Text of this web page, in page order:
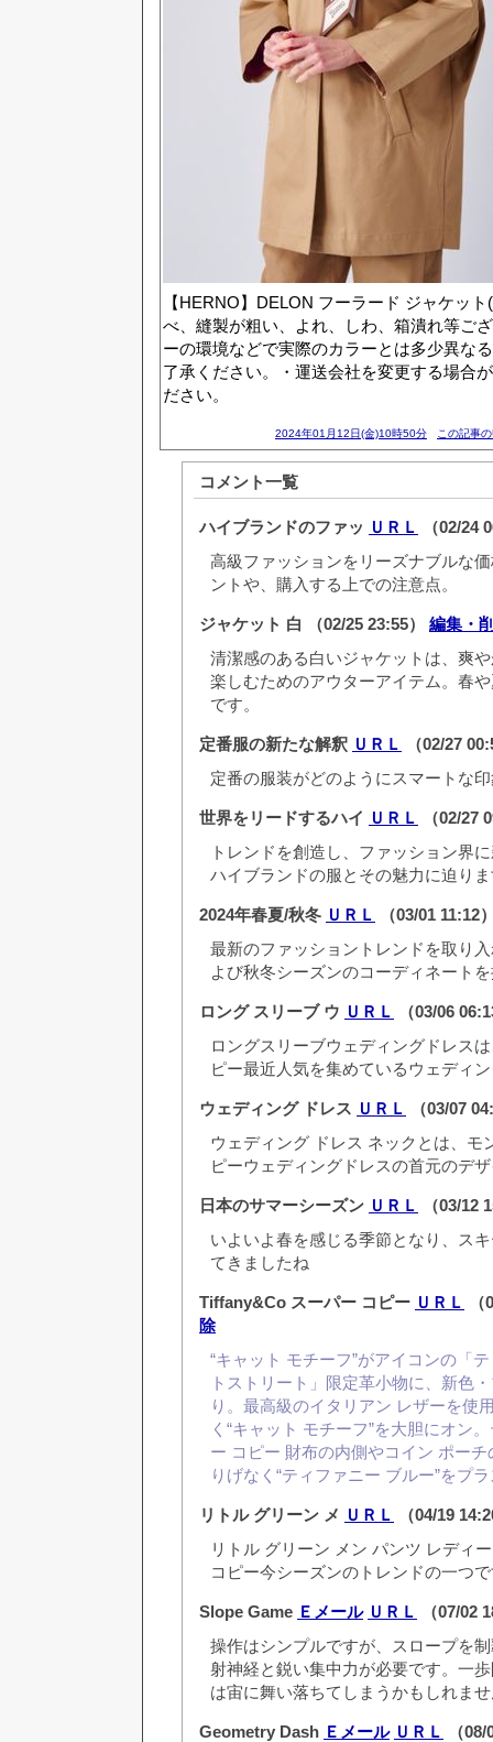
【HERNO】DELON フーラード ジャケッ
べ、縫製が粗い、よれ、しわ、箱潰れ等ご
ーの環境などで実際のカラーとは多少異な
了承ください。・運送会社を変更する場合
ださい。
2024年01月12日(金)10時50分 この記事
コメント一覧
ハイブランドのファッ ＵＲＬ
（02/24
高級ファッションをリーズナブルな
ントや、購入する上での注意点。
ジャケット 白 （02/25 23:55） 編集・
清潔感のある白いジャケットは、爽
楽しむためのアウターアイテム。春
です。
定番服の新たな解釈 ＵＲＬ
（02/27
定番の服装がどのようにスマートな
世界をリードするハイ ＵＲＬ
（02/27
トレンドを創造し、ファッション界
ハイブランドの服とその魅力に迫り
2024年春夏/秋冬 ＵＲＬ
（03/01 11:12
最新のファッショントレンドを取り
よび秋冬シーズンのコーディネート
ロング スリーブ ウ ＵＲＬ
（03/06
ロングスリーブウェディングドレス
ピー最近人気を集めているウェディ
ウェディング ドレス ＵＲＬ
（03/07
ウェディング ドレス ネックとは、モ
ピーウェディングドレスの首元のデ
日本のサマーシーズン ＵＲＬ
（03/12
いよいよ春を感じる季節となり、ス
てきましたね
Tiffany&Co スーパー コピー ＵＲＬ
（
除
“キャット モチーフ”がアイコンの「
トストリート」限定革小物に、新色
り。最高級のイタリアン レザーを使
く“キャット モチーフ”を大胆にオン
ー コピー 財布の内側やコイン ポー
りげなく“ティファニー ブルー”をプ
リトル グリーン メ ＵＲＬ
（04/19
リトル グリーン メン パンツ レディ
コピー今シーズンのトレンドの一つ
Slope Game Ｅメール ＵＲＬ
（07/02
操作はシンプルですが、スロープを
射神経と鋭い集中力が必要です。一
は宙に舞い落ちてしまうかもしれま
Geometry Dash Ｅメール ＵＲＬ （